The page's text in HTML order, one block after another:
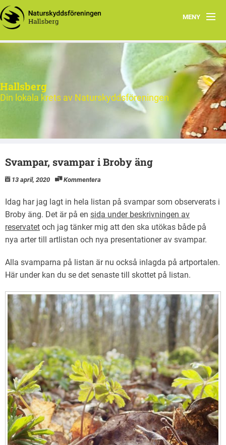
MENY
Hem
Nytt och Aktuellt
Verksamheten
Aktiviteter 2026
Natur
Hallsberg
Din lokala krets av Naturskyddsföreningen
Svampar, svampar i Broby äng
13 april, 2020 Kommentera
Idag har jag lagt in hela listan på svampar som observerats i
Broby äng. Det är på en sida under beskrivningen av
reservatet och jag tänker mig att den ska utökas både på
nya arter till artlistan och nya presentationer av svampar.
Alla svamparna på listan är nu också inlagda på artportalen.
Här under kan du se det senaste till skottet på listan.